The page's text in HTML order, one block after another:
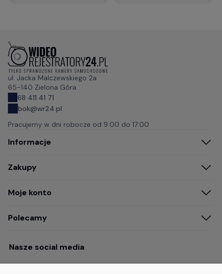
ul. Jacka Malczewskiego 2a
65-140 Zielona Góra
68 411 41 71
bok@wr24.pl
Pracujemy w dni robocze od 9:00 do 17:00
Informacje
Zakupy
Moje konto
Polecamy
Nasze social media